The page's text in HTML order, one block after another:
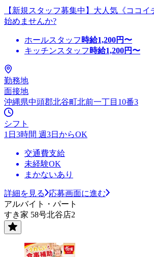
【新規スタッフ募集中】大人気《ココ
始めませんか?
ホールスタッフ 時給1,200円〜
キッチンスタッフ 時給1,200円〜
勤務地
面接地
沖縄県中頭郡北谷町北前一丁目10番3
シフト
1日3時間 週3日からOK
交通費支給
未経験OK
まかないあり
詳細を見る
応募画面に進む
アルバイト・パート
すき家 58号北谷店2